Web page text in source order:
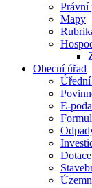
Právní
Mapy
Obecní úřad
Úřední
E-
Dotace